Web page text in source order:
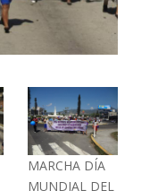
MARCHA DÍA
MUNDIAL DEL